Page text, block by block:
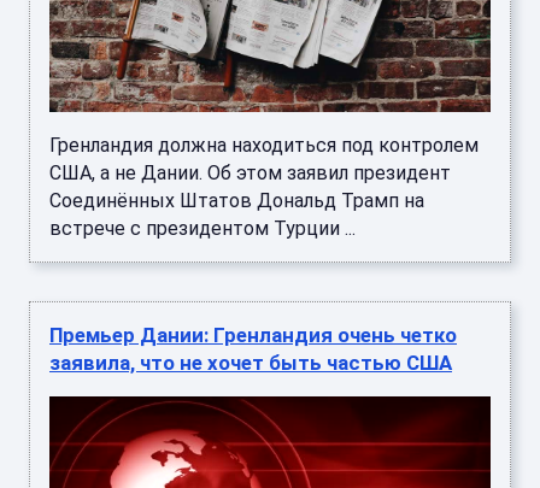
Гренландия должна находиться под контролем
США, а не Дании. Об этом заявил президент
Соединённых Штатов Дональд Трамп на
встрече с президентом Турции ...
Премьер Дании: Гренландия очень четко
заявила, что не хочет быть частью США